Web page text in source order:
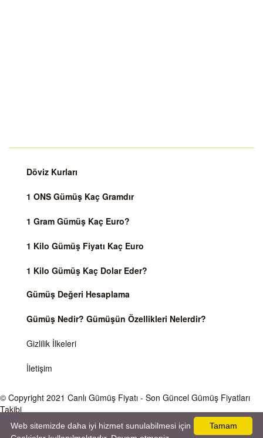
Döviz Kurları
1 ONS Gümüş Kaç Gramdır
1 Gram Gümüş Kaç Euro?
1 Kilo Gümüş Fiyatı Kaç Euro
1 Kilo Gümüş Kaç Dolar Eder?
Gümüş Değeri Hesaplama
Gümüş Nedir? Gümüşün Özellikleri Nelerdir?
Gizlilik İlkeleri
İletişim
© Copyright 2021 Canlı Gümüş Fiyatı - Son Güncel Gümüş Fiyatları
Takibi
Önemli Uyarı
Gümüş fiyatları ve Döviz Kurları, Dünya piyasalarında işlem gören ve anlık değişen
Tamam
Web sitemizde daha iyi hizmet sunulabilmesi için